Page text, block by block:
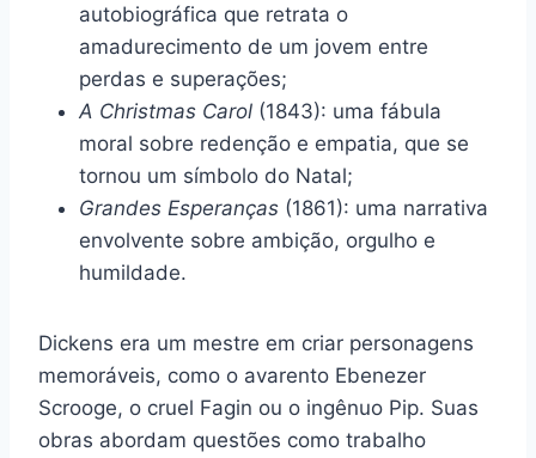
autobiográfica que retrata o
amadurecimento de um jovem entre
perdas e superações;
A Christmas Carol (1843): uma fábula
moral sobre redenção e empatia, que se
tornou um símbolo do Natal;
Grandes Esperanças (1861): uma narrativa
envolvente sobre ambição, orgulho e
humildade.
Dickens era um mestre em criar personagens
memoráveis, como o avarento Ebenezer
Scrooge, o cruel Fagin ou o ingênuo Pip. Suas
obras abordam questões como trabalho